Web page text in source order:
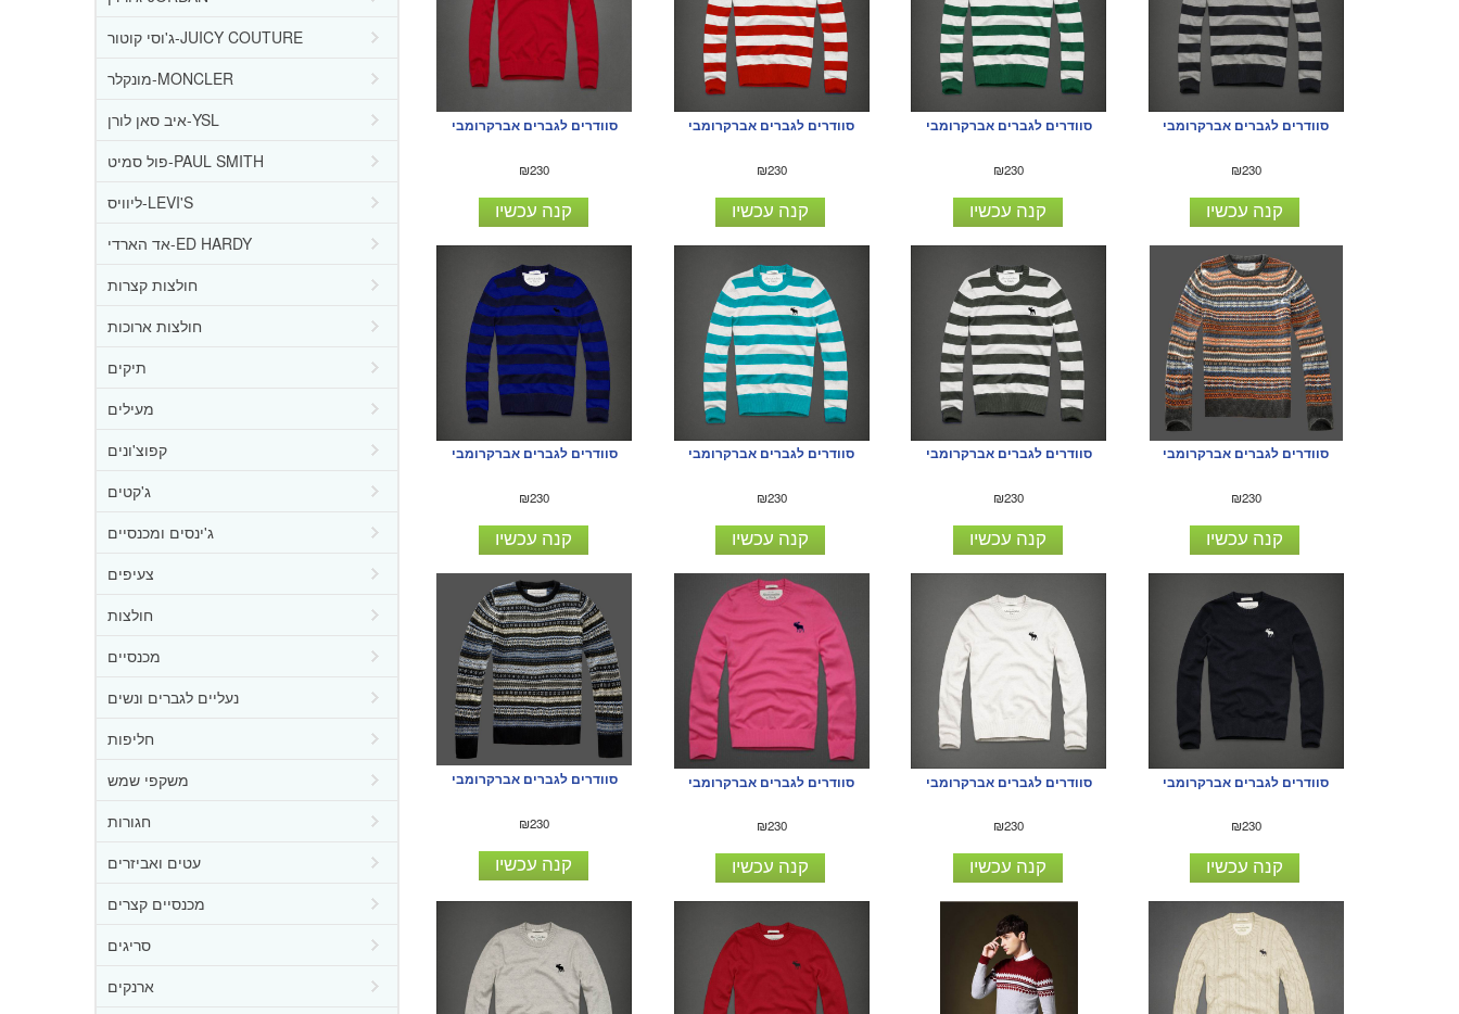
ג'וסי קוטור-JUICY COUTURE
מונקלר-MONCLER
איב סאן לורן-YSL
פול סמיט-PAUL SMITH
ליוויס-LEVI'S
אד הארדי-ED HARDY
חולצות קצרות
חולצות ארוכות
תיקים
מעילים
קפוצ'ונים
ג'קטים
ג'ינסים ומכנסיים
צעיפים
חולצות
מכנסיים
נעליים לגברים ונשים
חליפות
משקפי שמש
חגורות
עטים ואביזרים
מכנסיים קצרים
סריגים
ארנקים
סוודרים לגברים אברקרומבי
₪230
קנה עכשיו
סוודרים לגברים אברקרומבי
₪230
קנה עכשיו
סוודרים לגברים אברקרומבי
₪230
קנה עכשיו
סוודרים לגברים אברקרומבי
₪230
קנה עכשיו
סוודרים לגברים אברקרומבי
₪230
קנה עכשיו
סוודרים לגברים אברקרומבי
₪230
קנה עכשיו
סוודרים לגברים אברקרומבי
₪230
קנה עכשיו
סוודרים לגברים אברקרומבי
₪230
קנה עכשיו
סוודרים לגברים אברקרומבי
₪230
קנה עכשיו
סוודרים לגברים אברקרומבי
₪230
קנה עכשיו
סוודרים לגברים אברקרומבי
₪230
קנה עכשיו
סוודרים לגברים אברקרומבי
₪230
קנה עכשיו